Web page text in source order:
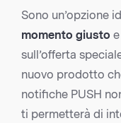
Sono un’opzione
momento giusto
sull’offerta
nuovo prodotto
notifiche PUSH
ti permetterà di